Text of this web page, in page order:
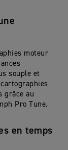
moteur
souple et
grâce au
Pro Tune.
en temps